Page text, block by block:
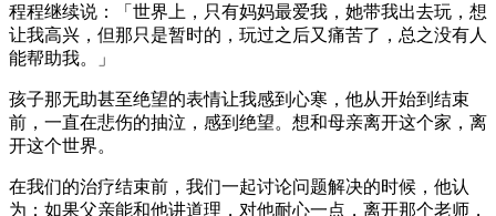
程程继续说：「世界上，只有妈妈最爱我，她带我出去玩，想
让我高兴，但那只是暂时的，玩过之后又痛苦了，总之没有人
能帮助我。」
孩子那无助甚至绝望的表情让我感到心寒，他从开始到结束
前，一直在悲伤的抽泣，感到绝望。想和母亲离开这个家，离
开这个世界。
在我们的治疗结束前，我们一起讨论问题解决的时候，他认
为：如果父亲能和他讲道理，对他耐心一点，离开那个老师，